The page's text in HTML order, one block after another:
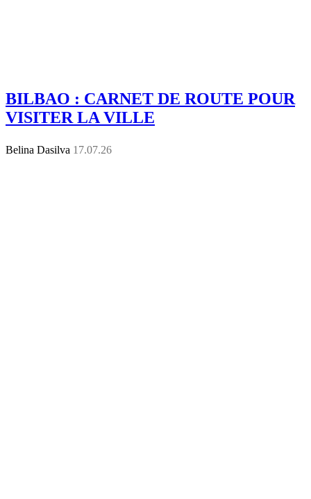
BILBAO : CARNET DE ROUTE POUR
VISITER LA VILLE
Belina Dasilva 17.07.26